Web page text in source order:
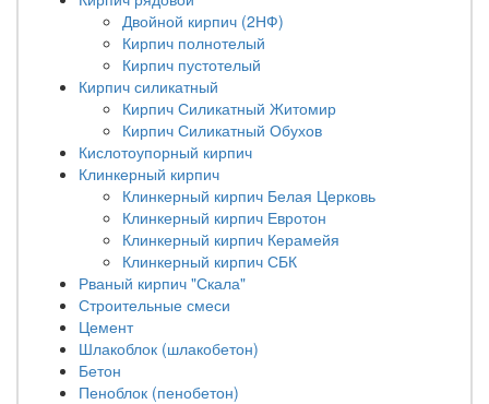
Двойной кирпич (2НФ)
Кирпич полнотелый
Кирпич пустотелый
Кирпич силикатный
Кирпич Силикатный Житомир
Кирпич Силикатный Обухов
Кислотоупорный кирпич
Клинкерный кирпич
Клинкерный кирпич Белая Церковь
Клинкерный кирпич Евротон
Клинкерный кирпич Керамейя
Клинкерный кирпич СБК
Рваный кирпич "Скала"
Строительные смеси
Цемент
Шлакоблок (шлакобетон)
Бетон
Пеноблок (пенобетон)